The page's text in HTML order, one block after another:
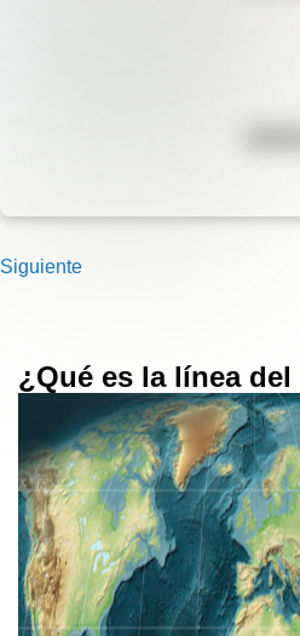
Siguiente
¿Qué es la línea